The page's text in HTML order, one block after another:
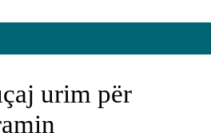
urim për